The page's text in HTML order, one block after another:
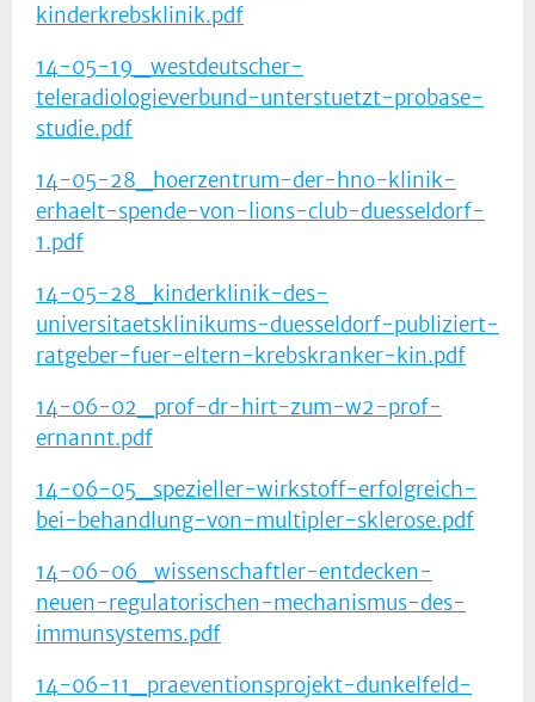
kinderkrebsklinik.pdf
14-05-19_westdeutscher-
teleradiologieverbund-unterstuetzt-probase-
studie.pdf
14-05-28_hoerzentrum-der-hno-klinik-
erhaelt-spende-von-lions-club-duesseldorf-
1.pdf
14-05-28_kinderklinik-des-
universitaetsklinikums-duesseldorf-publiziert-
ratgeber-fuer-eltern-krebskranker-kin.pdf
14-06-02_prof-dr-hirt-zum-w2-prof-
ernannt.pdf
14-06-05_spezieller-wirkstoff-erfolgreich-
bei-behandlung-von-multipler-sklerose.pdf
14-06-06_wissenschaftler-entdecken-
neuen-regulatorischen-mechanismus-des-
immunsystems.pdf
14-06-11_praeventionsprojekt-dunkelfeld-